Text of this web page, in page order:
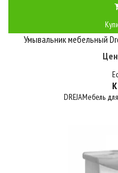
Умывальник мебельный
DREJAМебель